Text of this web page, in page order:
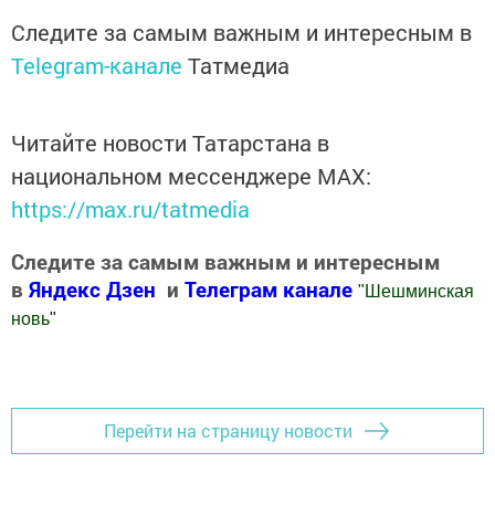
Следите за самым важным и интересным в
Telegram-канале Татмедиа
Читайте новости Татарстана в
национальном мессенджере MАХ:
https://max.ru/tatmedia
Следите за самым важным и интересным
в Яндекс Дзен и Телеграм канале " Шешминская
новь"
Перейти на страницу новости